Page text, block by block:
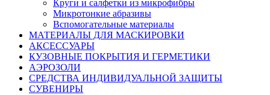
Круги и салфетки из микрофибры
Микротонкие абразивы
Вспомогательные материалы
МАТЕРИАЛЫ ДЛЯ МАСКИРОВКИ
АКСЕССУАРЫ
КУЗОВНЫЕ ПОКРЫТИЯ И ГЕРМЕТИКИ
АЭРОЗОЛИ
СРЕДСТВА ИНДИВИДУАЛЬНОЙ ЗАЩИТЫ
СУВЕНИРЫ